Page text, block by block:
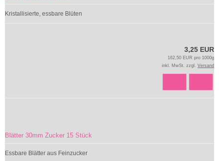
Kristallisierte, essbare Blüten
3,25 EUR
162,50 EUR pro 1000g
inkl. MwSt. zzgl. Versand
Blätter 30mm Zucker 15 Stück
Essbare Blätter aus Feinzucker